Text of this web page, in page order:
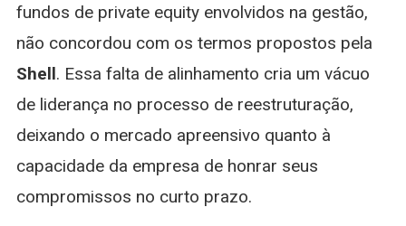
fundos de private equity envolvidos na gestão,
não concordou com os termos propostos pela
Shell. Essa falta de alinhamento cria um vácuo
de liderança no processo de reestruturação,
deixando o mercado apreensivo quanto à
capacidade da empresa de honrar seus
compromissos no curto prazo.